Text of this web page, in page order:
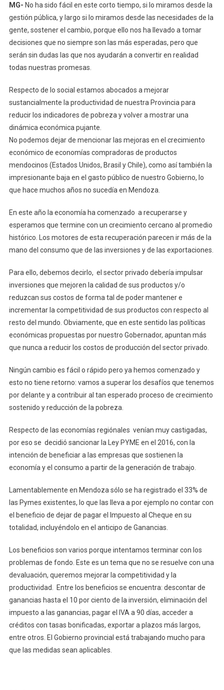
MG- No ha sido fácil en este corto tiempo, si lo miramos desde la
gestión pública, y largo si lo miramos desde las necesidades de la
gente, sostener el cambio, porque ello nos ha llevado a tomar
decisiones que no siempre son las más esperadas, pero que
serán sin dudas las que nos ayudarán a convertir en realidad
todas nuestras promesas.
Respecto de lo social estamos abocados a mejorar
sustancialmente la productividad de nuestra Provincia para
reducir los indicadores de pobreza y volver a mostrar una
dinámica económica pujante.
No podemos dejar de mencionar las mejoras en el crecimiento
económico de economías compradoras de productos
mendocinos (Estados Unidos, Brasil y Chile), como así también la
impresionante baja en el gasto público de nuestro Gobierno, lo
que hace muchos años no sucedía en Mendoza.
En este año la economía ha comenzado a recuperarse y
esperamos que termine con un crecimiento cercano al promedio
histórico. Los motores de esta recuperación parecen ir más de la
mano del consumo que de las inversiones y de las exportaciones.
Para ello, debemos decirlo, el sector privado debería impulsar
inversiones que mejoren la calidad de sus productos y/o
reduzcan sus costos de forma tal de poder mantener e
incrementar la competitividad de sus productos con respecto al
resto del mundo. Obviamente, que en este sentido las políticas
económicas propuestas por nuestro Gobernador, apuntan más
que nunca a reducir los costos de producción del sector privado.
Ningún cambio es fácil o rápido pero ya hemos comenzado y
esto no tiene retorno: vamos a superar los desafíos que tenemos
por delante y a contribuir al tan esperado proceso de crecimiento
sostenido y reducción de la pobreza.
Respecto de las economías regiónales venían muy castigadas,
por eso se decidió sancionar la Ley PYME en el 2016, con la
intención de beneficiar a las empresas que sostienen la
economía y el consumo a partir de la generación de trabajo.
Lamentablemente en Mendoza sólo se ha registrado el 33% de
las Pymes existentes, lo que las lleva a por ejemplo no contar con
el beneficio de dejar de pagar el Impuesto al Cheque en su
totalidad, incluyéndolo en el anticipo de Ganancias.
Los beneficios son varios porque intentamos terminar con los
problemas de fondo. Este es un tema que no se resuelve con una
devaluación, queremos mejorar la competitividad y la
productividad. Entre los beneficios se encuentra: descontar de
ganancias hasta el 10 por ciento de la inversión, eliminación del
impuesto a las ganancias, pagar el IVA a 90 días, acceder a
créditos con tasas bonificadas, exportar a plazos más largos,
entre otros. El Gobierno provincial está trabajando mucho para
que las medidas sean aplicables.